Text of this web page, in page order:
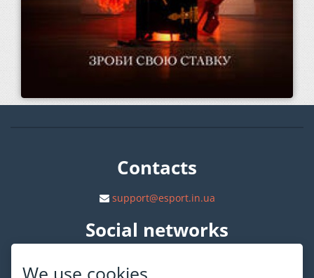
We use cookies
Contacts
support@esport.in.ua
Social networks